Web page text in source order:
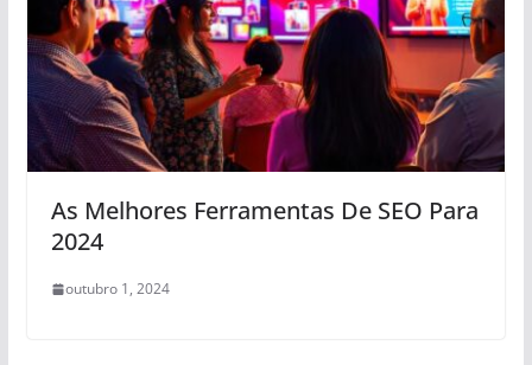
As Melhores Ferramentas De SEO Para
2024
outubro 1, 2024